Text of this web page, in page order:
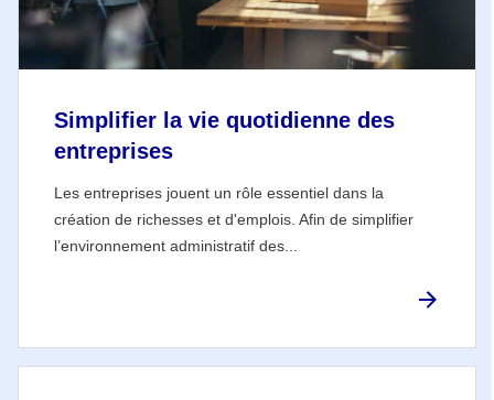
Simplifier la vie quotidienne des
entreprises
Les entreprises jouent un rôle essentiel dans la
création de richesses et d'emplois. Afin de simplifier
l’environnement administratif des...